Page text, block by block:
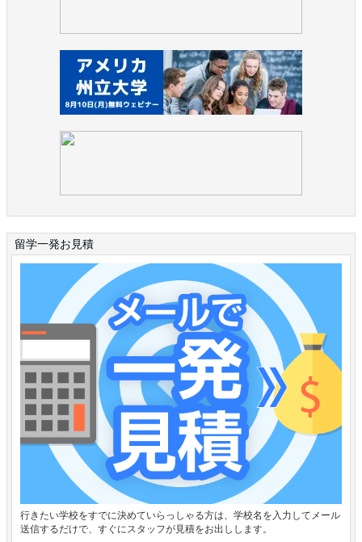
留学一発お見積
行きたい学校をすでに決めていらっしゃる方は、学校名を入力してメール
送信するだけで、すぐにスタッフが見積をお出しします。